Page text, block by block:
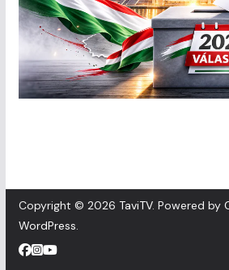
Copyright © 2026 TaviTV. Powered by
WordPress.